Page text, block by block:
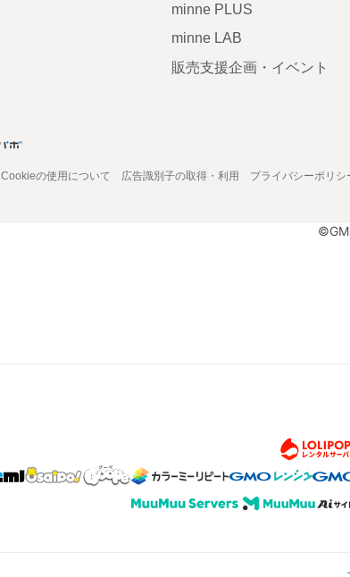
minne PLUS
minne LAB
販売支援企画・イベント
Cookieの使用について 広告識別子の取得・利用 プライバシーポリシ